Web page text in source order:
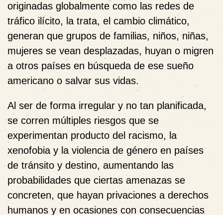
originadas globalmente como las redes de
tráfico ilícito, la trata, el cambio climático,
generan que grupos de familias, niños, niñas,
mujeres se vean desplazadas, huyan o migren
a otros países en búsqueda de ese sueño
americano o salvar sus vidas.
Al ser de forma irregular y no tan planificada,
se corren múltiples riesgos que se
experimentan producto del racismo, la
xenofobia y la violencia de género en países
de tránsito y destino, aumentando las
probabilidades que ciertas amenazas se
concreten, que hayan privaciones a derechos
humanos y en ocasiones con consecuencias